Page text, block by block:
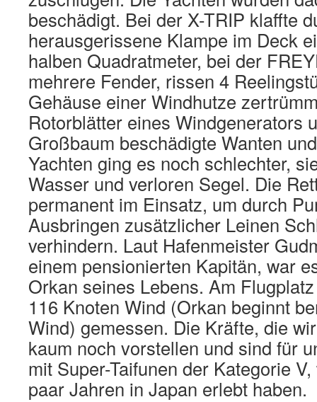
beschädigt. Bei der X-TRIP klaffte
herausgerissene Klampe im Deck
halben Quadratmeter, bei der
mehrere Fender, rissen 4
Gehäuse einer Windhutze
Rotorblätter eines Windgenerators
Großbaum beschädigte Wanten
Yachten ging es noch schlechter,
Wasser und verloren Segel. Die
permanent im Einsatz, um durch
Ausbringen zusätzlicher Leinen
verhindern. Laut Hafenmeister
einem pensionierten Kapitän, war
Orkan seines Lebens. Am
116 Knoten Wind (Orkan beginnt
Wind) gemessen. Die Kräfte, die
kaum noch vorstellen und sind für
mit Super-Taifunen der Kategorie
paar Jahren in Japan erlebt haben.